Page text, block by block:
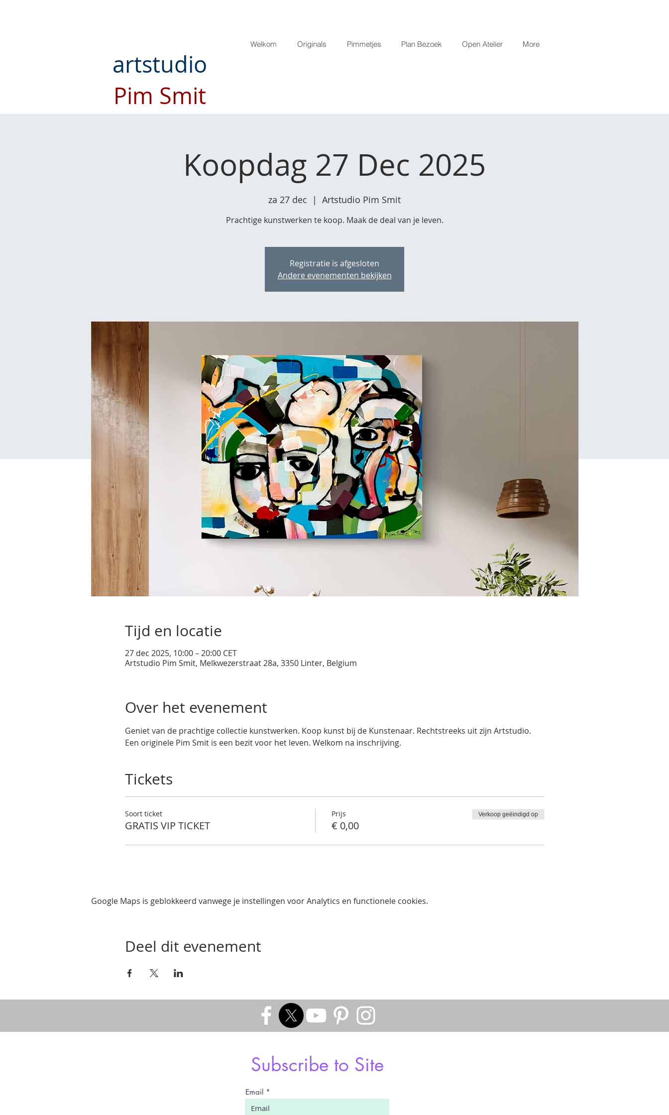
artstudio
Pim Smit
Welkom Originals Pimmetjes Plan Bezoek Open Atelier More
Koopdag 27 Dec 2025
za 27 dec
  |
Artstudio Pim Smit
Prachtige kunstwerken te koop. Maak de deal van je leven.
Registratie is afgesloten
Andere evenementen bekijken
Tijd en locatie
27 dec 2025, 10:00 – 20:00 CET
Artstudio Pim Smit, Melkwezerstraat 28a, 3350 Linter, Belgium
Over het evenement
Geniet van de prachtige collectie kunstwerken. Koop kunst bij de Kunstenaar. Rechtstreeks uit zijn Artstudio.
Een originele Pim Smit is een bezit voor het leven. Welkom na inschrijving.
Tickets
Soort ticket
GRATIS VIP TICKET
Prijs
€ 0,00
Verkoop geëindigd op
Google Maps is geblokkeerd vanwege je instellingen voor Analytics en functionele cookies.
Deel dit evenement
Subscribe to Site
Email